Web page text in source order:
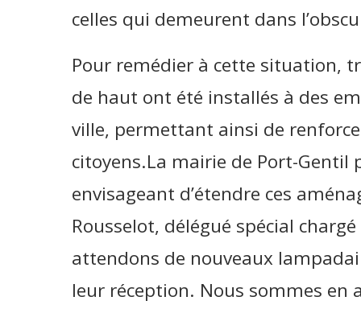
celles qui demeurent dans
Pour remédier à cette situation,
de haut ont été installés à des
ville, permettant ainsi de
citoyens.La mairie de Port-Gentil
envisageant d’étendre ces
Rousselot, délégué spécial
attendons de nouveaux
leur réception. Nous sommes